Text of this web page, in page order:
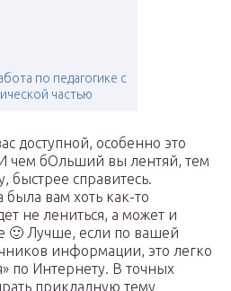
по педагогике с
частью
доступной, особенно это
И чем бОльший вы лентяй, тем
быстрее справитесь.
вам хоть как-то
не лениться, а может и
🙂 Лучше, если по вашей
информации, это легко
по Интернету. В точных
прикладную тему